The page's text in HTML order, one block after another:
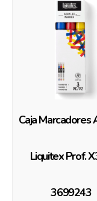
Caja Marcadores
Liquitex Prof.
3699243